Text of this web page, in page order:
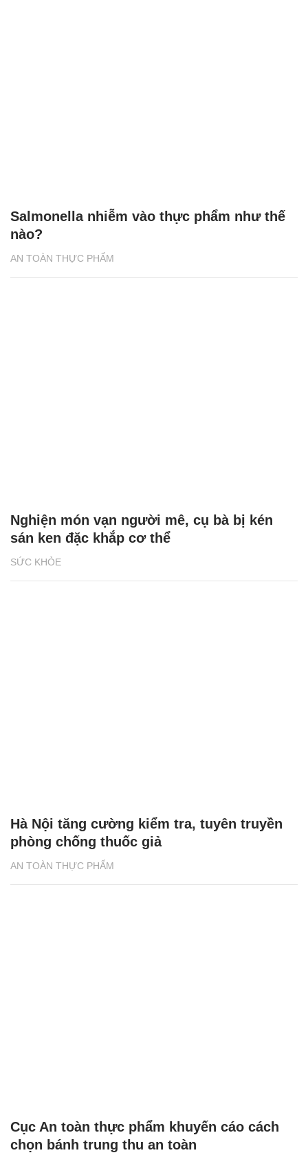
AN TOÀN THỰC PHẨM
Salmonella nhiễm vào thực phẩm như thế
nào?
SỨC KHỎE
Nghiện món vạn người mê, cụ bà bị kén
sán ken đặc khắp cơ thể
AN TOÀN THỰC PHẨM
Hà Nội tăng cường kiểm tra, tuyên truyền
phòng chống thuốc giả
Cục An toàn thực phẩm khuyến cáo cách
chọn bánh trung thu an toàn